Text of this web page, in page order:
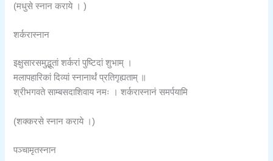
(मधुसे स्नान कराये । )
शर्करास्नान
इक्षुसारसमुद्भूतां शर्करां पुष्टिदां शुभाम् ।
मलापहारिकां दिव्यां स्नानार्थं प्रतिगृह्यताम् ॥
श्रीभगवते साम्बसदाशिवाय नमः । शर्करास्नानं समर्पयामि
(शक्करसे स्नान कराये ।)
पञ्चामृतस्नान